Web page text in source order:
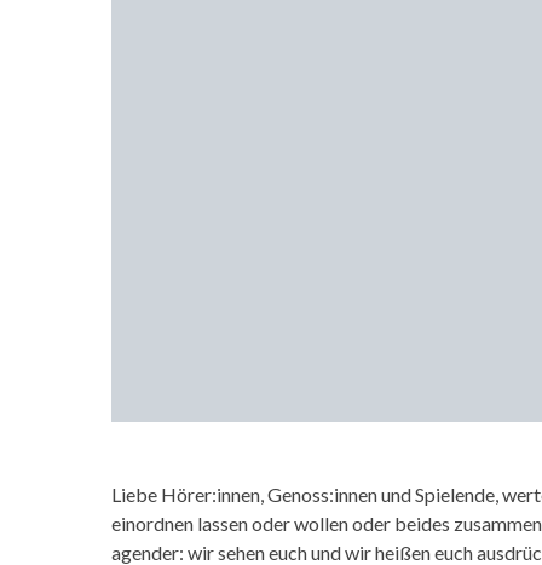
Liebe Hörer:innen, Genoss:innen und Spielende,
einordnen lassen oder wollen oder beides
agender: wir sehen euch und wir heißen euch